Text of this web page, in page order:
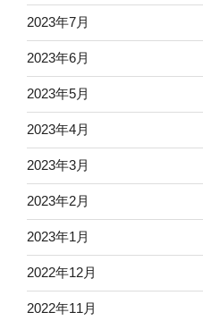
2023年7月
2023年6月
2023年5月
2023年4月
2023年3月
2023年2月
2023年1月
2022年12月
2022年11月